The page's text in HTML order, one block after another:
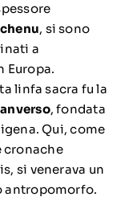
, si sono
a
Europa.
linfa sacra fu la
, fondata
Qui, come
cronache
si venerava un
antropomorfo.